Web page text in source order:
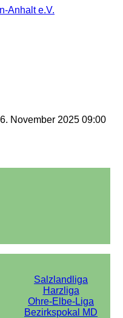
November 2025 09:00
Salzlandliga
Harzliga
Ohre-Elbe-Liga
Bezirkspokal MD